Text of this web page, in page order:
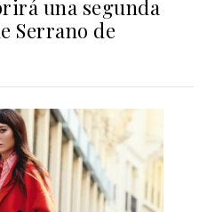
una segunda
Serrano de